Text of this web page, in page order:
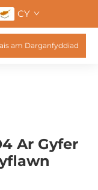
CY
am Darganfyddiad
Ar Gyfer